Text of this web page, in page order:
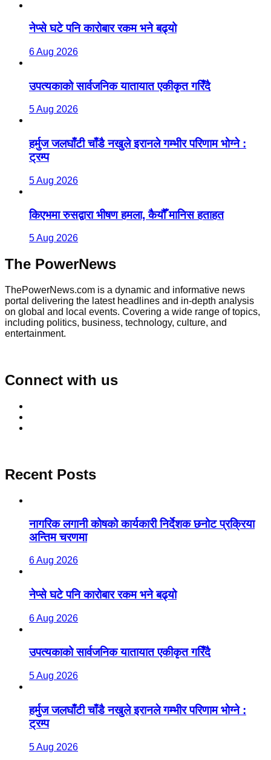
नेप्से घटे पनि कारोबार रकम भने बढ्यो
6 Aug 2026
उपत्यकाको सार्वजनिक यातायात एकीकृत गरिँदै
5 Aug 2026
हर्मुज जलघाँटी चाँडै नखुले इरानले गम्भीर परिणाम भोग्ने :
ट्रम्प
5 Aug 2026
किएभमा रुसद्वारा भीषण हमला, कैयौँ मानिस हताहत
5 Aug 2026
The PowerNews
ThePowerNews.com is a dynamic and informative news
portal delivering the latest headlines and in-depth analysis
on global and local events. Covering a wide range of topics,
including politics, business, technology, culture, and
entertainment.
Connect with us
Recent Posts
नागरिक लगानी कोषको कार्यकारी निर्देशक छनोट प्रक्रिया
अन्तिम चरणमा
6 Aug 2026
नेप्से घटे पनि कारोबार रकम भने बढ्यो
6 Aug 2026
उपत्यकाको सार्वजनिक यातायात एकीकृत गरिँदै
5 Aug 2026
हर्मुज जलघाँटी चाँडै नखुले इरानले गम्भीर परिणाम भोग्ने :
ट्रम्प
5 Aug 2026